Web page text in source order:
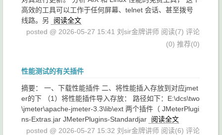
高效的工具可以工作于任何屏幕、telnet 会话、甚至拨号
线路。另
阅读全文
posted @ 2026-05-27 15:41 刘sir金牌讲师 阅读(7) 评论
(0) 推荐(0)
性能测试的有关插件
摘要： 一、下载性能插件 二、将性能插入存放到对应jmet
er的下 （1）将性能插件导入存放： 路径如下：E:\dcs\two
\jmeter\apache-jmeter-3.3\lib\ext 两个插件（ JMeterPlugi
ns-Extras.jar JMeterPlugins-Standardjar
阅读全文
posted @ 2026-05-27 15:32 刘sir金牌讲师 阅读(6) 评论